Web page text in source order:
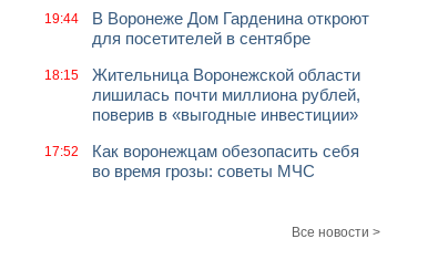
19:44
В Воронеже Дом Гарденина откроют
для посетителей в сентябре
18:15
Жительница Воронежской области
лишилась почти миллиона рублей,
поверив в «выгодные инвестиции»
17:52
Как воронежцам обезопасить себя
во время грозы: советы МЧС
Все новости >